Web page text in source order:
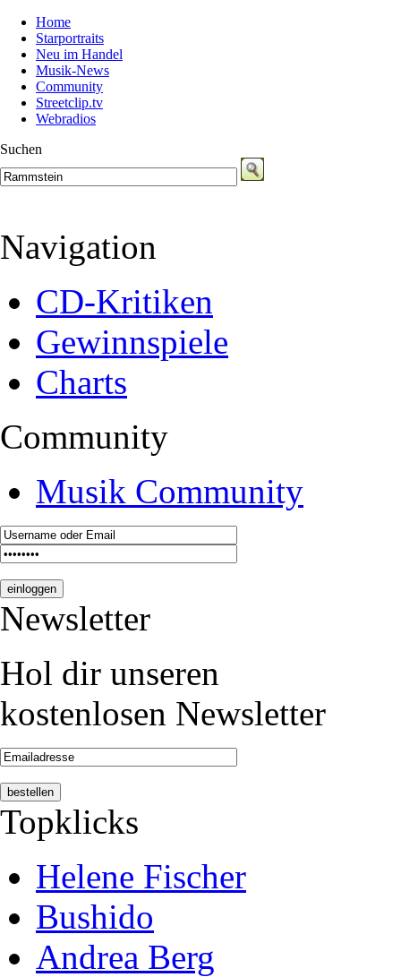
Home
Starportraits
Neu im Handel
Musik-News
Community
Streetclip.tv
Webradios
Suchen
Navigation
CD-Kritiken
Gewinnspiele
Charts
Community
Musik Community
Newsletter
Hol dir unseren
kostenlosen Newsletter
Topklicks
Helene Fischer
Bushido
Andrea Berg